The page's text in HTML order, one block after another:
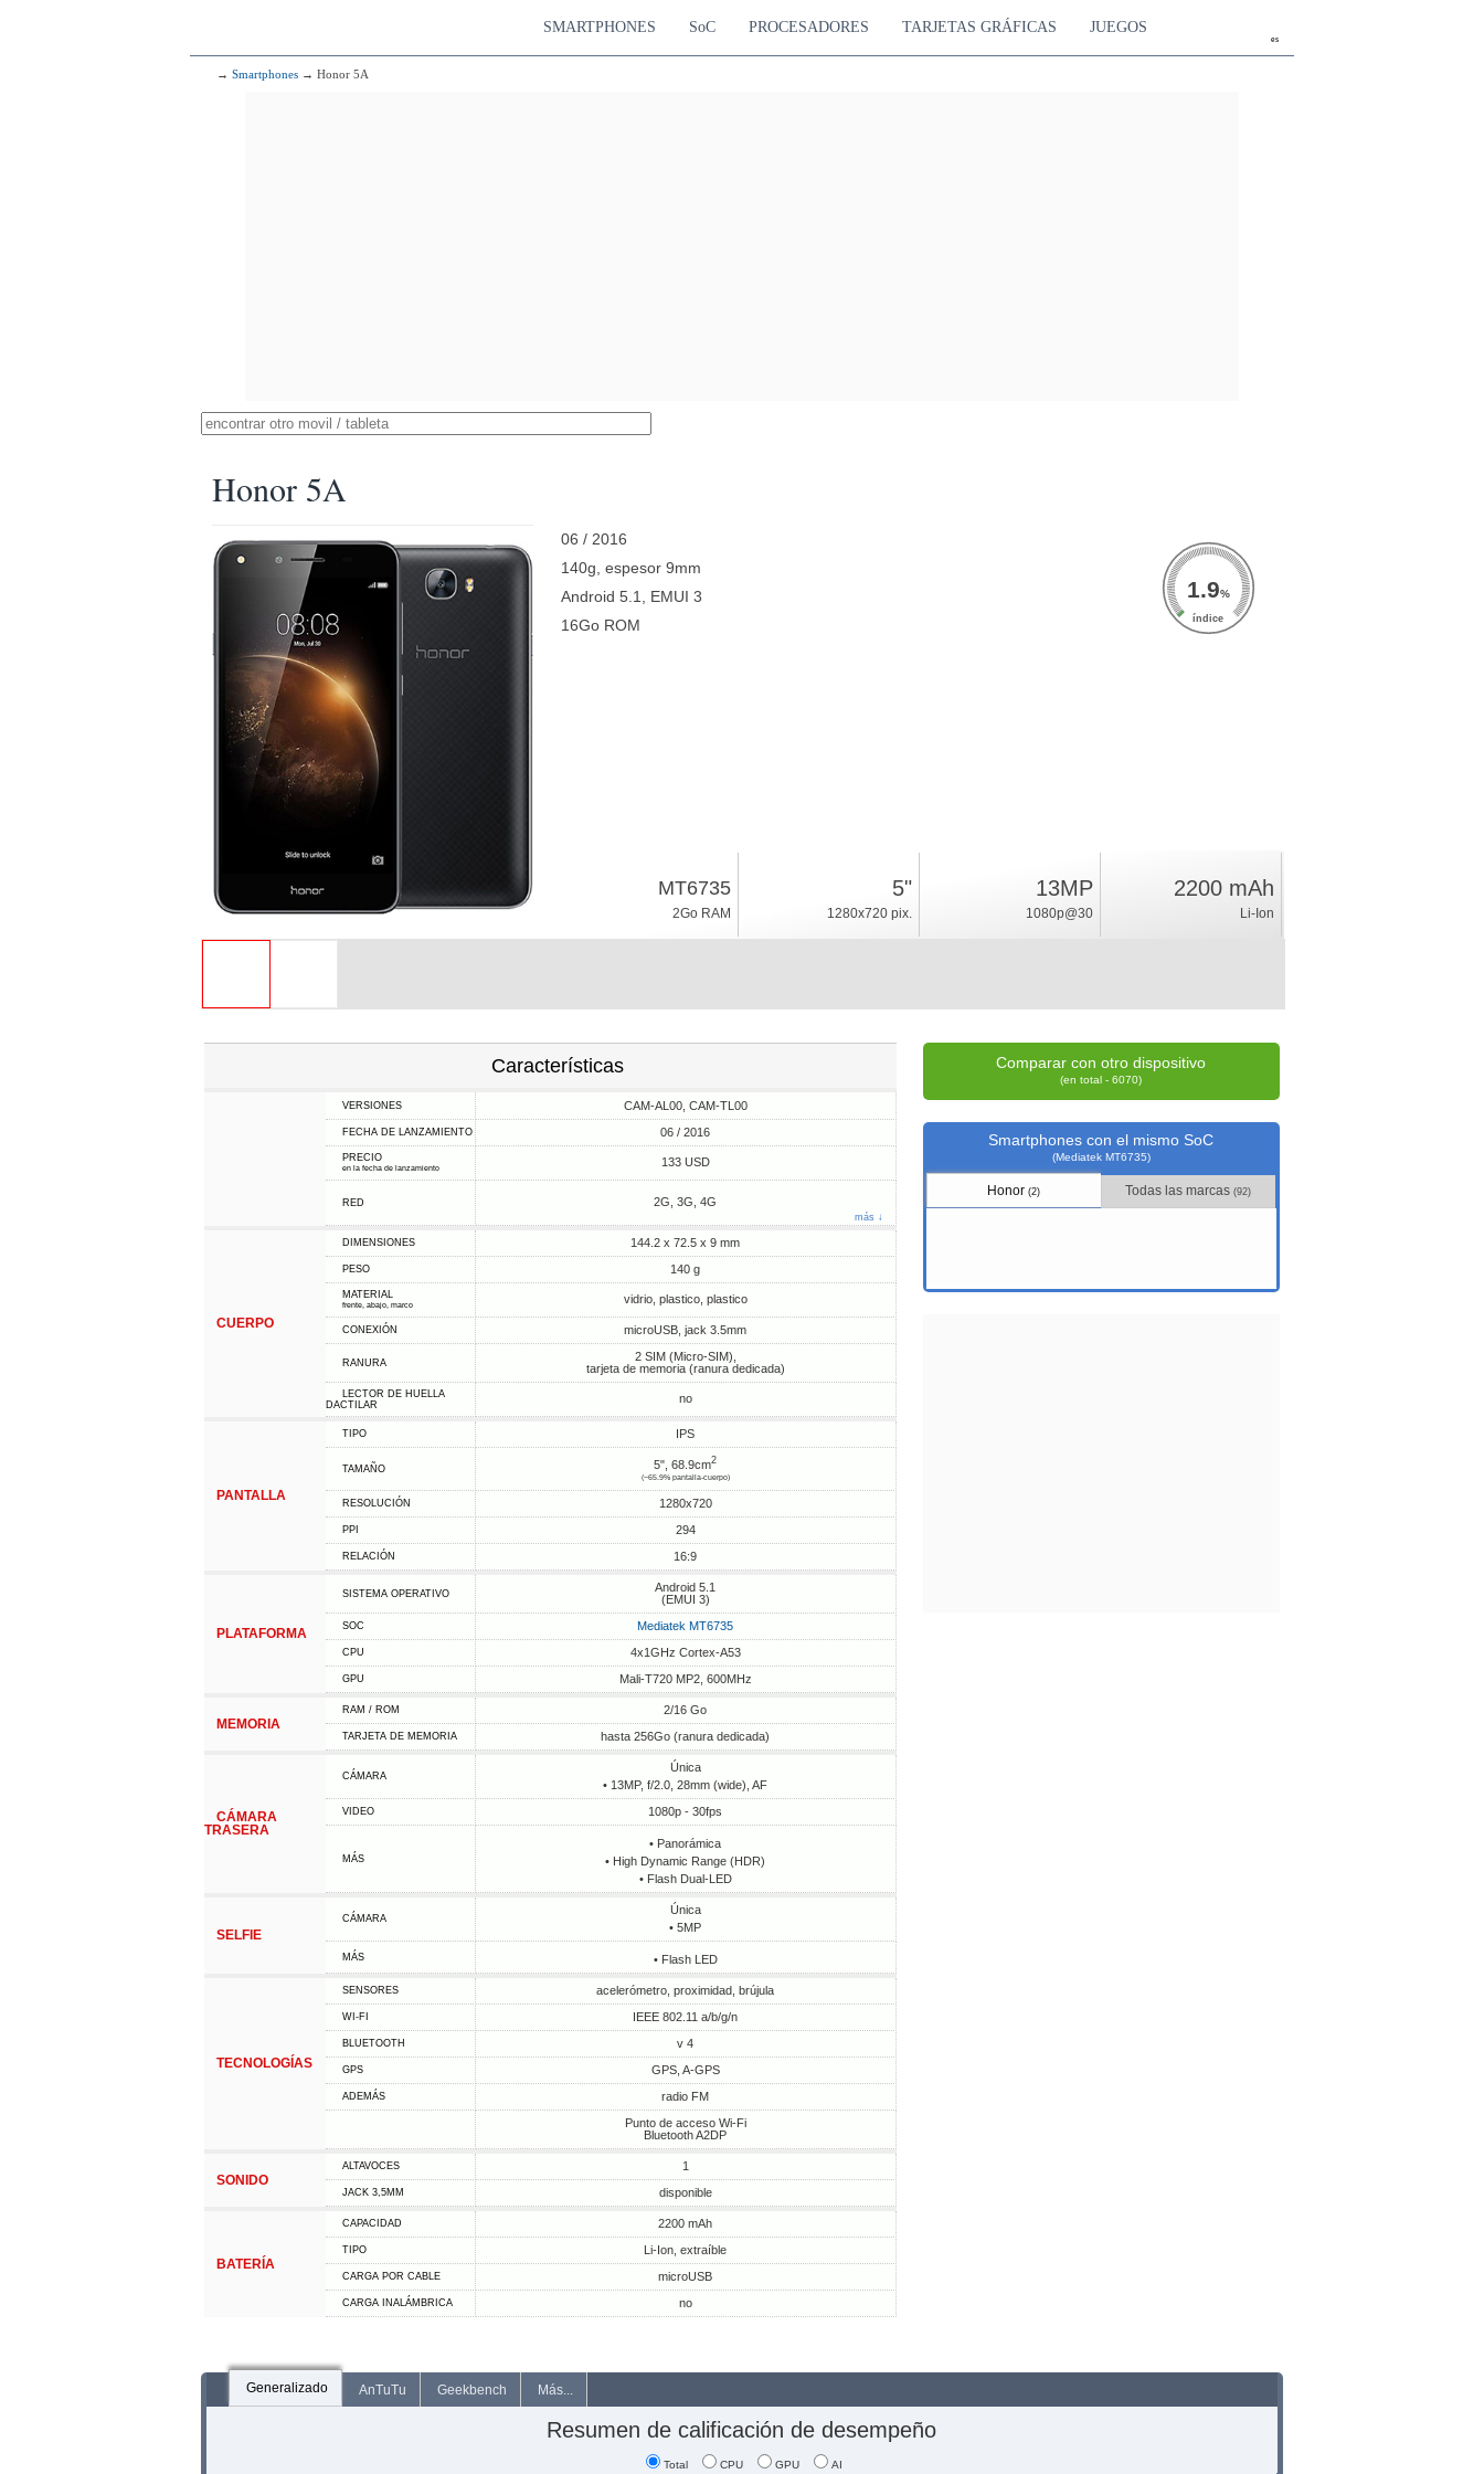
es
SMARTPHONES SoC PROCESADORES TARJETAS GRÁFICAS JUEGOS
→ Smartphones → Honor 5A
Honor 5A
06 / 2016
140g, espesor 9mm
Android 5.1, EMUI 3
16Go ROM
1.9%
índice
MT6735
2Go RAM
5"
1280x720 pix.
13MP
1080p@30
2200 mAh
Li-Ion
Características
VERSIONES CAM-AL00, CAM-TL00
FECHA DE LANZAMIENTO 06 / 2016
PRECIO
en la fecha de lanzamiento 133 USD
RED 2G, 3G, 4G
más ↓
CUERPO
DIMENSIONES 144.2 x 72.5 x 9 mm
PESO 140 g
MATERIAL
frente, abajo, marco vidrio, plastico, plastico
CONEXIÓN microUSB, jack 3.5mm
RANURA
2 SIM (Micro-SIM),
tarjeta de memoria (ranura dedicada)
LECTOR DE HUELLA
DACTILAR
no
PANTALLA
TIPO IPS
TAMAÑO 5", 68.9cm2
(~65.9% pantalla-cuerpo)
RESOLUCIÓN 1280x720
PPI 294
RELACIÓN 16:9
PLATAFORMA
SISTEMA OPERATIVO
Android 5.1
(EMUI 3)
SOC Mediatek MT6735
CPU 4x1GHz Cortex-A53
GPU Mali-T720 MP2, 600MHz
MEMORIA
RAM / ROM 2/16 Go
TARJETA DE MEMORIA hasta 256Go (ranura dedicada)
CÁMARA
TRASERA
CÁMARA
Única
• 13MP, f/2.0, 28mm (wide), AF
VIDEO 1080p - 30fps
MÁS
• Panorámica
• High Dynamic Range (HDR)
• Flash Dual-LED
SELFIE
CÁMARA
Única
• 5MP
MÁS • Flash LED
TECNOLOGÍAS
SENSORES acelerómetro, proximidad, brújula
WI-FI IEEE 802.11 a/b/g/n
BLUETOOTH v 4
GPS GPS, A-GPS
ADEMÁS
radio FM
Punto de acceso Wi-Fi
Bluetooth A2DP
SONIDO
ALTAVOCES 1
JACK 3,5MM disponible
BATERÍA
CAPACIDAD 2200 mAh
TIPO Li-Ion, extraíble
CARGA POR CABLE microUSB
CARGA INALÁMBRICA no
Comparar con otro dispositivo
(en total - 6070)
Smartphones con el mismo SoC
(Mediatek MT6735)
Honor(2) Todas las marcas(92)
Generalizado AnTuTu Geekbench Más...
Resumen de calificación de desempeño
Total CPU GPU AI